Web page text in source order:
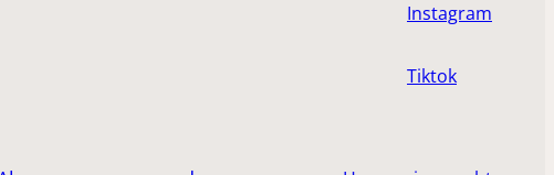
Instagram
Tiktok